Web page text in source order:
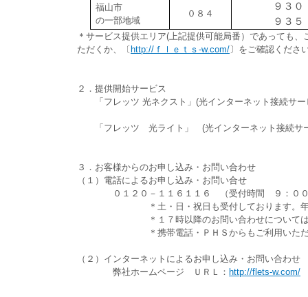
福山市
の一部地域
０８４
９３０
９３５
＊サービス提供エリア(上記提供可能局番）であっても
ただくか、〔 http://ｆｌｅｔｓ-w.com/〕をご確認くださ
２．提供開始サービス
「フレッツ 光ネクスト」(光インターネット接続サー
「フレッツ 光ライト」 (光インターネット接続サ
３．お客様からのお申し込み・お問い合わせ
（１）電話によるお申し込み・お問い合せ
０１２０－１１６１１６ （受付時間 ９：００
＊土・日・祝日も受付しております。年末年
＊１７時以降のお問い合わせについては、翌
＊携帯電話・ＰＨＳからもご利用いただ
（２）インターネットによるお申し込み・お問い合わせ
弊社ホームページ ＵＲＬ： http://flets-w.com/